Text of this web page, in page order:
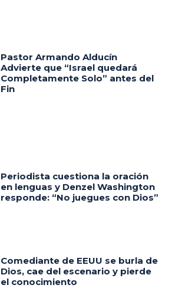
Pastor Armando Alducín
Advierte que “Israel quedará
Completamente Solo” antes del
Fin
Periodista cuestiona la oración
en lenguas y Denzel Washington
responde: “No juegues con Dios”
Comediante de EEUU se burla de
Dios, cae del escenario y pierde
el conocimiento